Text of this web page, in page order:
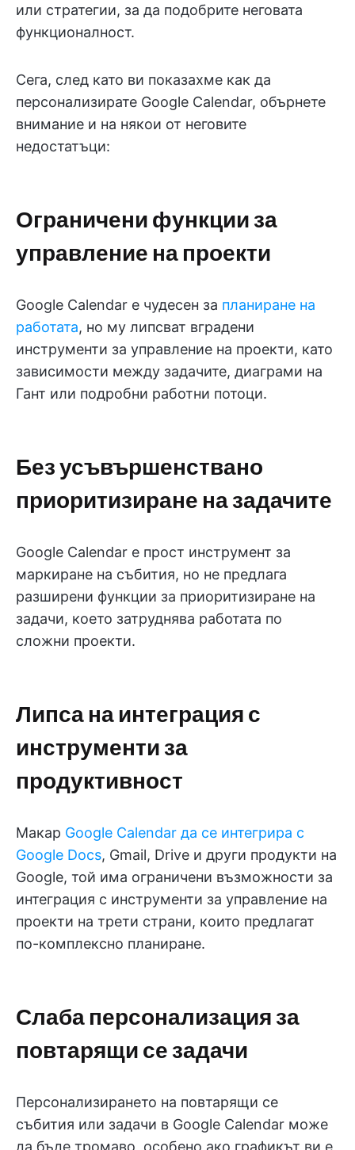
или стратегии, за да подобрите неговата
функционалност.
Сега, след като ви показахме как да
персонализирате Google Calendar, обърнете
внимание и на някои от неговите
недостатъци:
Ограничени функции за
управление на проекти
Google Calendar е чудесен за планиране на
работата, но му липсват вградени
инструменти за управление на проекти, като
зависимости между задачите, диаграми на
Гант или подробни работни потоци.
Без усъвършенствано
приоритизиране на задачите
Google Calendar е прост инструмент за
маркиране на събития, но не предлага
разширени функции за приоритизиране на
задачи, което затруднява работата по
сложни проекти.
Липса на интеграция с
инструменти за
продуктивност
Макар Google Calendar да се интегрира с
Google Docs, Gmail, Drive и други продукти на
Google, той има ограничени възможности за
интеграция с инструменти за управление на
проекти на трети страни, които предлагат
по-комплексно планиране.
Слаба персонализация за
повтарящи се задачи
Персонализирането на повтарящи се
събития или задачи в Google Calendar може
да бъде тромаво, особено ако графикът ви е